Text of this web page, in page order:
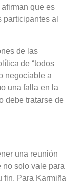
que es
al
de las
de “todos
negociable a
una falla en la
debe tratarse de
una reunión
no solo vale para
fin. Para Karmiña